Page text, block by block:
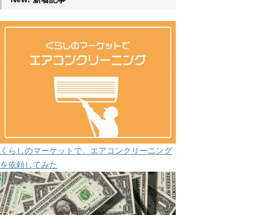
くらしのマーケットで、エアコンクリーニング
を依頼してみた